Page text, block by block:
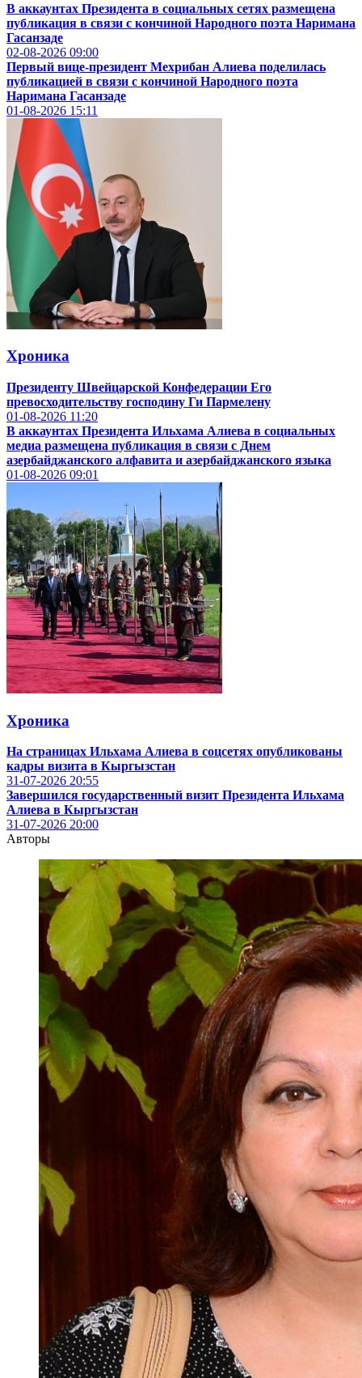
В аккаунтах Президента в социальных сетях размещена
публикация в связи с кончиной Народного поэта Наримана
Гасанзаде
02-08-2026 09:00
Первый вице-президент Мехрибан Алиева поделилась
публикацией в связи с кончиной Народного поэта
Наримана Гасанзаде
01-08-2026 15:11
Хроника
Президенту Швейцарской Конфедерации Его
превосходительству господину Ги Пармелену
01-08-2026 11:20
В аккаунтах Президента Ильхама Алиева в социальных
медиа размещена публикация в связи с Днем
азербайджанского алфавита и азербайджанского языка
01-08-2026 09:01
Хроника
На страницах Ильхама Алиева в соцсетях опубликованы
кадры визита в Кыргызстан
31-07-2026 20:55
Завершился государственный визит Президента Ильхама
Алиева в Кыргызстан
31-07-2026 20:00
Авторы